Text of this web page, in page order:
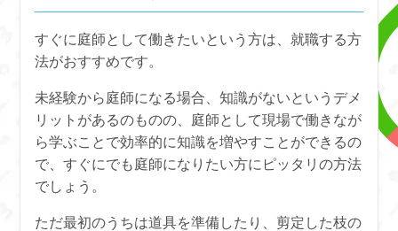
すぐに庭師として働きたいという方は、就職する方
法がおすすめです。
未経験から庭師になる場合、知識がないというデメ
リットがあるのものの、庭師として現場で働きなが
ら学ぶことで効率的に知識を増やすことができるの
で、すぐにでも庭師になりたい方にピッタリの方法
でしょう。
ただ最初のうちは道具を準備したり、剪定した枝の